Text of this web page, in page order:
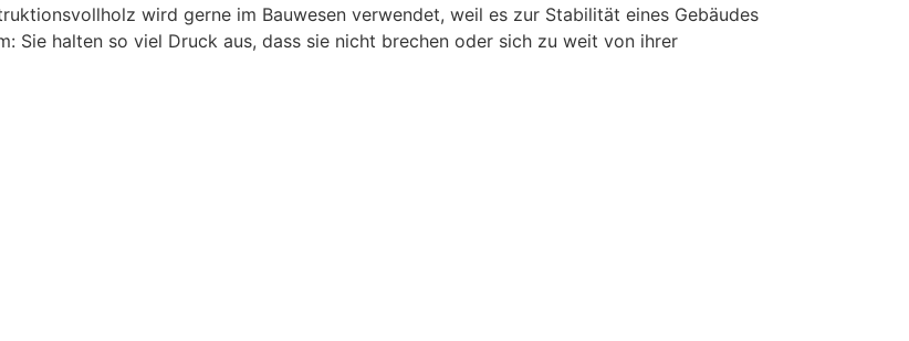
wird gerne im Bauwesen verwendet, weil es zur Stabilität eines Gebäudes
Sie halten so viel Druck aus, dass sie nicht brechen oder sich zu weit von ihrer